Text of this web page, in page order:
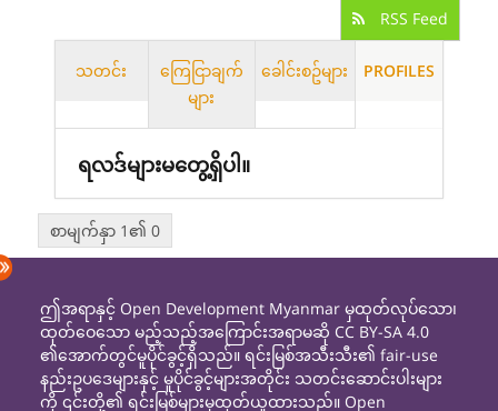
RSS Feed
သတင်း
ကြေငြာချက်
များ
ခေါင်းစဥ်များ PROFILES
ရလဒ်များမတွေ့ရှိပါ။
စာမျက်နှာ 1၏ 0
ဤအရာနှင့် Open Development Myanmar မှထုတ်လုပ်သော၊
ထုတ်ဝေသော မည့်သည့်အကြောင်းအရာမဆို CC BY-SA 4.0
၏အောက်တွင်မူပိုင်ခွင့်ရှိသည်။ ရင်းမြစ်အသီးသီး၏ fair-use
နည်းဥပဒေများနှင့် မူပိုင်ခွင့်များအတိုင်း သတင်းဆောင်းပါးများ
ကို ၎င်းတို့၏ ရင်းမြစ်များမှထုတ်ယူထားသည်။ Open